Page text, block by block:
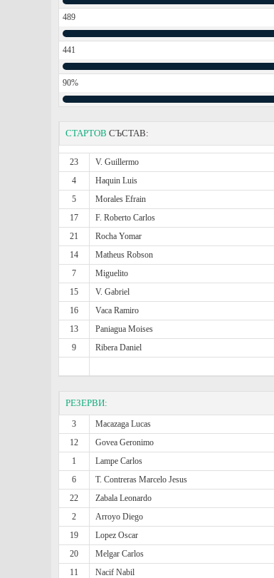
489
441
90%
СТАРТОВ СЪСТАВ:
23 V. Guillermo
4
Haquin Luis
5
Morales Efrain
17
F. Roberto Carlos
21
Rocha Yomar
14
Matheus Robson
7
Miguelito
15
V. Gabriel
16
Vaca Ramiro
13
Paniagua Moises
9
Ribera Daniel
РЕЗЕРВИ:
3 Macazaga Lucas
12
Govea Geronimo
1
Lampe Carlos
6
T. Contreras Marcelo Jesus
22
Zabala Leonardo
2
Arroyo Diego
19
Lopez Oscar
20
Melgar Carlos
11
Nacif Nabil